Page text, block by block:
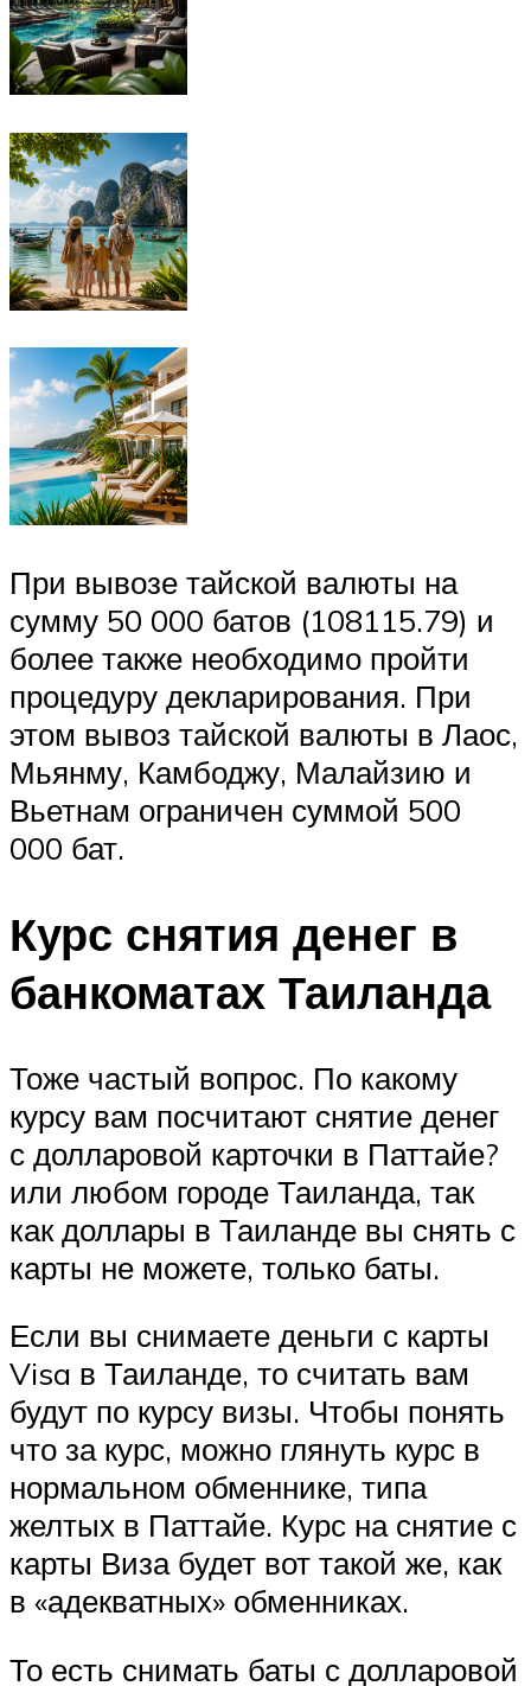
При вывозе тайской валюты на
сумму 50 000 батов (108115.79) и
более также необходимо пройти
процедуру декларирования. При
этом вывоз тайской валюты в Лаос,
Мьянму, Камбоджу, Малайзию и
Вьетнам ограничен суммой 500
000 бат.
Курс снятия денег в
банкоматах Таиланда
Тоже частый вопрос. По какому
курсу вам посчитают снятие денег
с долларовой карточки в Паттайе?
или любом городе Таиланда, так
как доллары в Таиланде вы снять с
карты не можете, только баты.
Если вы снимаете деньги с карты
Visa в Таиланде, то считать вам
будут по курсу визы. Чтобы понять
что за курс, можно глянуть курс в
нормальном обменнике, типа
желтых в Паттайе. Курс на снятие с
карты Виза будет вот такой же, как
в «адекватных» обменниках.
То есть снимать баты с долларовой